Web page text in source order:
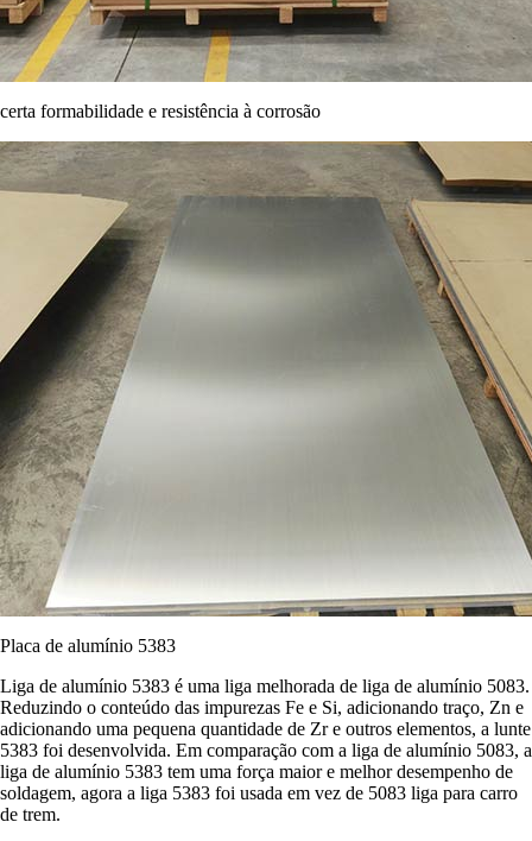
certa formabilidade e resistência à corrosão
Placa de alumínio 5383
Liga de alumínio 5383 é uma liga melhorada de liga de alumínio 5083.
Reduzindo o conteúdo das impurezas Fe e Si, adicionando traço, Zn e
adicionando uma pequena quantidade de Zr e outros elementos, a lunte
5383 foi desenvolvida. Em comparação com a liga de alumínio 5083, a
liga de alumínio 5383 tem uma força maior e melhor desempenho de
soldagem, agora a liga 5383 foi usada em vez de 5083 liga para carro
de trem.